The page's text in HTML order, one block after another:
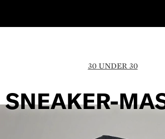
30 UNDER 30
SNEAKER-